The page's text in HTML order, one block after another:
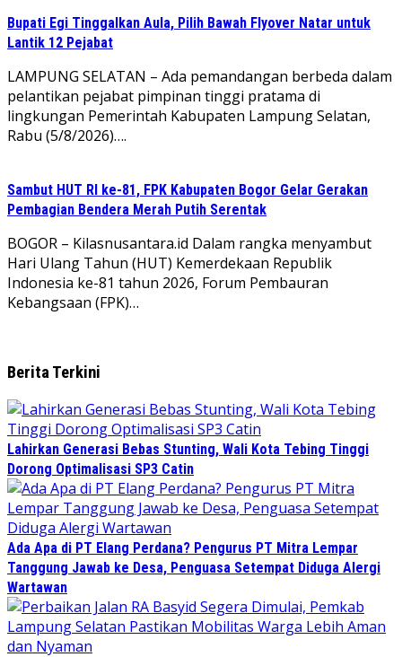
Bupati Egi Tinggalkan Aula, Pilih Bawah Flyover Natar untuk
Lantik 12 Pejabat
LAMPUNG SELATAN – Ada pemandangan berbeda dalam
pelantikan pejabat pimpinan tinggi pratama di
lingkungan Pemerintah Kabupaten Lampung Selatan,
Rabu (5/8/2026)….
Sambut HUT RI ke-81, FPK Kabupaten Bogor Gelar Gerakan
Pembagian Bendera Merah Putih Serentak
BOGOR – Kilasnusantara.id Dalam rangka menyambut
Hari Ulang Tahun (HUT) Kemerdekaan Republik
Indonesia ke-81 tahun 2026, Forum Pembauran
Kebangsaan (FPK)…
Berita Terkini
Lahirkan Generasi Bebas Stunting, Wali Kota Tebing Tinggi
Dorong Optimalisasi SP3 Catin
Ada Apa di PT Elang Perdana? Pengurus PT Mitra Lempar
Tanggung Jawab ke Desa, Penguasa Setempat Diduga Alergi
Wartawan